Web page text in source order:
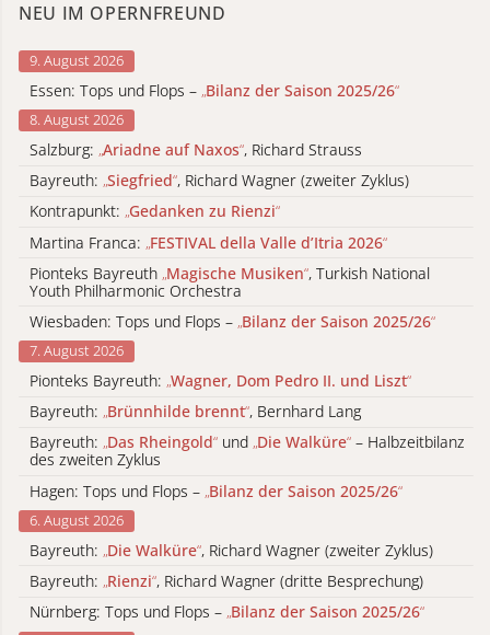
NEU IM OPERNFREUND
9. August 2026
Essen: Tops und Flops – „Bilanz der Saison 2025/26“
8. August 2026
Salzburg: „Ariadne auf Naxos“, Richard Strauss
Bayreuth: „Siegfried“, Richard Wagner (zweiter Zyklus)
Kontrapunkt: „Gedanken zu Rienzi“
Martina Franca: „FESTIVAL della Valle d’Itria 2026“
Pionteks Bayreuth „Magische Musiken“, Turkish National
Youth Philharmonic Orchestra
Wiesbaden: Tops und Flops – „Bilanz der Saison 2025/26“
7. August 2026
Pionteks Bayreuth: „Wagner, Dom Pedro II. und Liszt“
Bayreuth: „Brünnhilde brennt“, Bernhard Lang
Bayreuth: „Das Rheingold“ und „Die Walküre“ – Halbzeitbilanz
des zweiten Zyklus
Hagen: Tops und Flops – „Bilanz der Saison 2025/26“
6. August 2026
Bayreuth: „Die Walküre“, Richard Wagner (zweiter Zyklus)
Bayreuth: „Rienzi“, Richard Wagner (dritte Besprechung)
Nürnberg: Tops und Flops – „Bilanz der Saison 2025/26“